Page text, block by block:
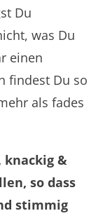
Du
was Du
einen
findest Du so
als fades
knackig &
so dass
stimmig